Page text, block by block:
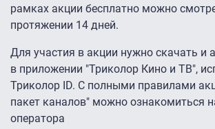
рамках акции бесплатно можно
протяжении 14 дней.
Для участия в акции нужно скачать и
в приложении "Триколор Кино и ТВ",
Триколор ID. С полными правилами
пакет каналов" можно ознакомиться
оператора